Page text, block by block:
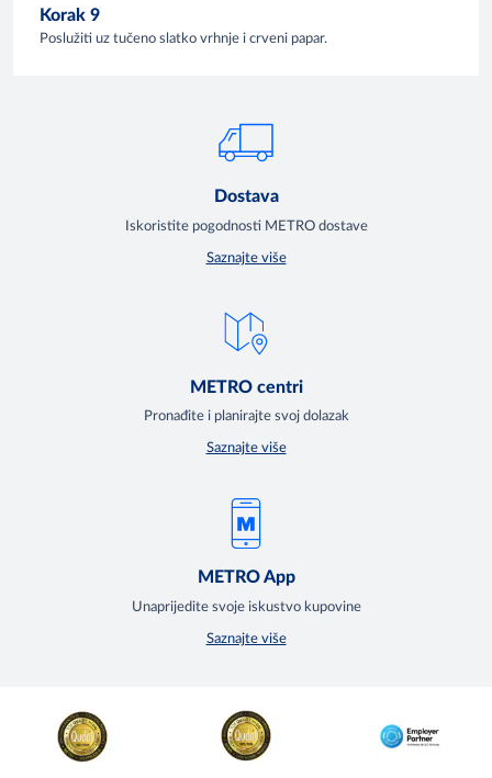
Korak 9
Poslužiti uz tučeno slatko vrhnje i crveni papar.
Dostava
Iskoristite pogodnosti METRO dostave
Saznajte više
METRO centri
Pronađite i planirajte svoj dolazak
Saznajte više
METRO App
Unaprijedite svoje iskustvo kupovine
Saznajte više